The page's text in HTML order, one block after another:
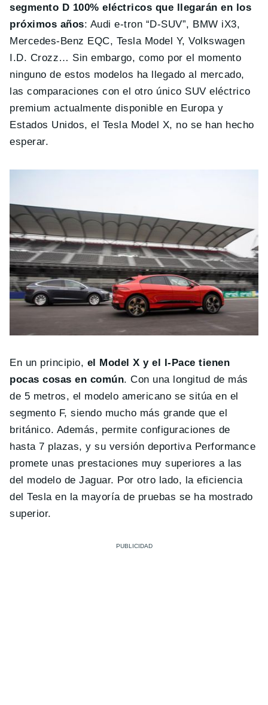
segmento D 100% eléctricos que llegarán en los
próximos años: Audi e-tron “D-SUV”, BMW iX3,
Mercedes-Benz EQC, Tesla Model Y, Volkswagen
I.D. Crozz… Sin embargo, como por el momento
ninguno de estos modelos ha llegado al mercado,
las comparaciones con el otro único SUV eléctrico
premium actualmente disponible en Europa y
Estados Unidos, el Tesla Model X, no se han hecho
esperar.
En un principio, el Model X y el I-Pace tienen
pocas cosas en común. Con una longitud de más
de 5 metros, el modelo americano se sitúa en el
segmento F, siendo mucho más grande que el
británico. Además, permite configuraciones de
hasta 7 plazas, y su versión deportiva Performance
promete unas prestaciones muy superiores a las
del modelo de Jaguar. Por otro lado, la eficiencia
del Tesla en la mayoría de pruebas se ha mostrado
superior.